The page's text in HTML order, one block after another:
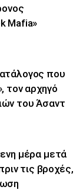
Mafia»
που
τον αρχηγό
του Άσαντ
μέρα μετά
τις βροχές,